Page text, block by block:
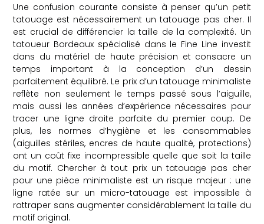
Une confusion courante consiste à penser qu’un petit
tatouage est nécessairement un tatouage pas cher. Il
est crucial de différencier la taille de la complexité. Un
tatoueur Bordeaux spécialisé dans le Fine Line investit
dans du matériel de haute précision et consacre un
temps important à la conception d’un dessin
parfaitement équilibré. Le prix d’un tatouage minimaliste
reflète non seulement le temps passé sous l’aiguille,
mais aussi les années d’expérience nécessaires pour
tracer une ligne droite parfaite du premier coup. De
plus, les normes d’hygiène et les consommables
(aiguilles stériles, encres de haute qualité, protections)
ont un coût fixe incompressible quelle que soit la taille
du motif. Chercher à tout prix un tatouage pas cher
pour une pièce minimaliste est un risque majeur : une
ligne ratée sur un micro-tatouage est impossible à
rattraper sans augmenter considérablement la taille du
motif original.